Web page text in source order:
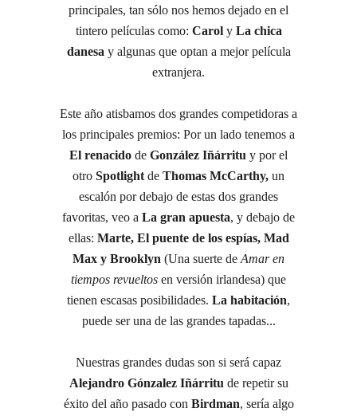
principales, tan sólo nos hemos dejado en el
tintero películas como: Carol yLa chica
danesa y algunas que optan a mejor película
extranjera.
Este año atisbamos dos grandes competidoras a
los principales premios: Por un lado tenemos a
El renacido de González Iñárritu y por el
otro Spotlight de Thomas McCarthy, un
escalón por debajo de estas dos grandes
favoritas, veo a La gran apuesta, y debajo de
ellas: Marte, El puente de los espías, Mad
Max y Brooklyn (Una suerte de Amar en
tiempos revueltos en versión irlandesa) que
tienen escasas posibilidades. La habitación,
puede ser una de las grandes tapadas...
Nuestras grandes dudas son si será capaz
Alejandro Gónzalez Iñárritu de repetir su
éxito del año pasado con Birdman, sería algo